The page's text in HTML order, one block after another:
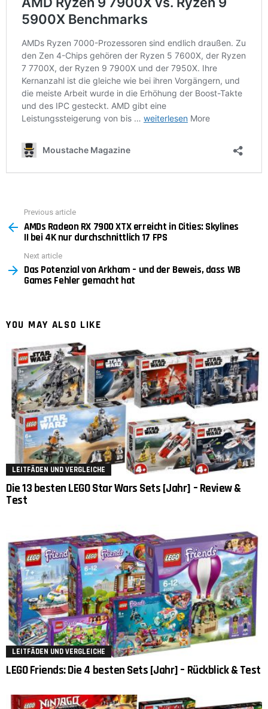
more
Previous article
AMDs Radeon RX 7900 XTX erreicht in Cities: Skylines
II bei 4K nur durchschnittlich 17 FPS
Next article
Das Potenzial von Arkham – und der Beweis, dass WB
Games Fehler gemacht hat
YOU MAY ALSO LIKE
LEITFÄDEN UND VERGLEICHE
Die 13 besten LEGO Star Wars Sets [Jahr] – Review &
Test
LEITFÄDEN UND VERGLEICHE
LEGO Friends: Die 4 besten Sets [Jahr] – Rückblick & Test